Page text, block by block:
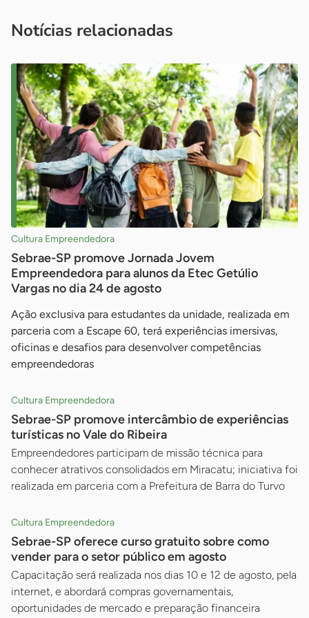
Notícias relacionadas
Cultura Empreendedora
Sebrae-SP promove Jornada Jovem
Empreendedora para alunos da Etec Getúlio
Vargas no dia 24 de agosto
Ação exclusiva para estudantes da unidade, realizada em
parceria com a Escape 60, terá experiências imersivas,
oficinas e desafios para desenvolver competências
empreendedoras
Cultura Empreendedora
Sebrae-SP promove intercâmbio de experiências
turísticas no Vale do Ribeira
Empreendedores participam de missão técnica para
conhecer atrativos consolidados em Miracatu; iniciativa foi
realizada em parceria com a Prefeitura de Barra do Turvo
Cultura Empreendedora
Sebrae-SP oferece curso gratuito sobre como
vender para o setor público em agosto
Capacitação será realizada nos dias 10 e 12 de agosto, pela
internet, e abordará compras governamentais,
oportunidades de mercado e preparação financeira